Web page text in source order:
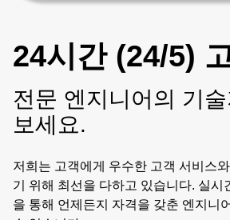
24시간 (24/5)
전문 엔지니어의 기
보세요.
저희는 고객에게 우수한 고객 서비스
기 위해 최선을 다하고 있습니다. 실시
을 통해 언제든지 자격을 갖춘 엔지니